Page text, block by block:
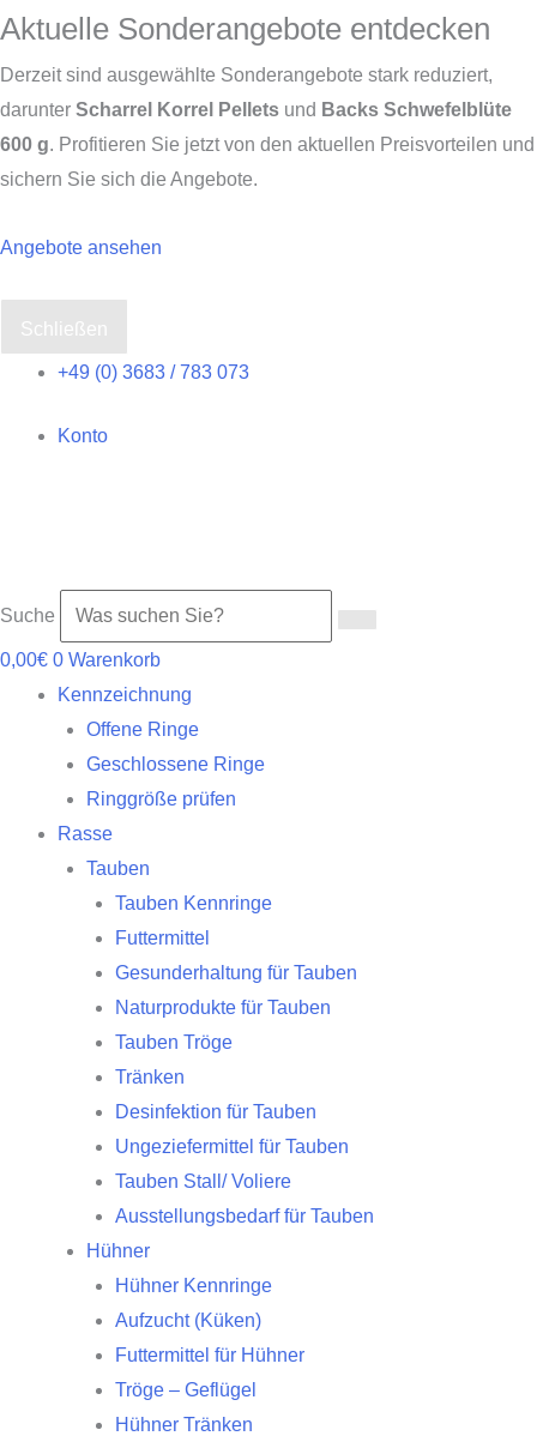
Aktuelle Sonderangebote entdecken
Derzeit sind ausgewählte Sonderangebote stark reduziert,
darunter Scharrel Korrel Pellets und Backs Schwefelblüte
600 g. Profitieren Sie jetzt von den aktuellen Preisvorteilen und
sichern Sie sich die Angebote.
Angebote ansehen
Schließen
springen
+49 (0) 3683 / 783 073
Konto
Suche
0,00€ 0 Warenkorb
Kennzeichnung
Offene Ringe
Geschlossene Ringe
Ringgröße prüfen
Rasse
Tauben
Tauben Kennringe
Futtermittel
Gesunderhaltung für Tauben
Naturprodukte für Tauben
Tauben Tröge
Tränken
Desinfektion für Tauben
Ungeziefermittel für Tauben
Tauben Stall/ Voliere
Ausstellungsbedarf für Tauben
Hühner
Hühner Kennringe
Aufzucht (Küken)
Futtermittel für Hühner
Tröge – Geflügel
Hühner Tränken